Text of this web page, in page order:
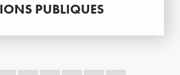
PUBLIQUES